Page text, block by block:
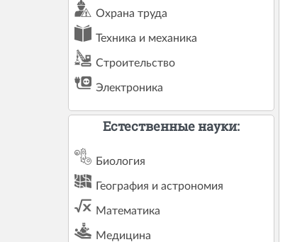
Охрана труда
Техника и механика
Строительство
Электроника
Естественные науки:
Биология
География и астрономия
Математика
Медицина